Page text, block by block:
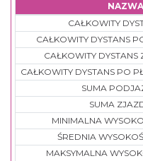
NAZWA
CAŁKOWITY
CAŁKOWITY DYSTANS
CAŁKOWITY
CAŁKOWITY DYSTANS PO
SUMA
SUMA
MINIMALNA
ŚREDNIA
MAKSYMALNA